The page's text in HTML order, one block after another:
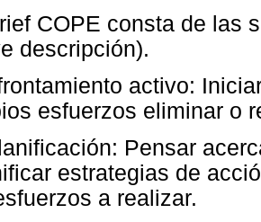
COPE consta de las
descripción).
activo:
esfuerzos eliminar o
Pensar
estrategias de
a realizar.